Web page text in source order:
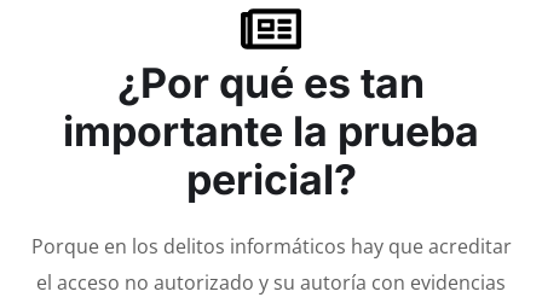
¿Por qué es tan
importante la prueba
pericial?
Porque en los delitos informáticos hay que acreditar
el acceso no autorizado y su autoría con evidencias